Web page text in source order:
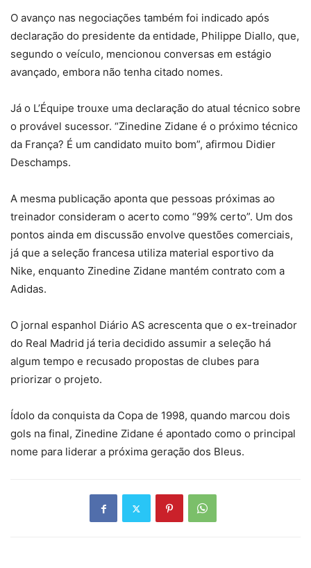
O avanço nas negociações também foi indicado após
declaração do presidente da entidade, Philippe Diallo, que,
segundo o veículo, mencionou conversas em estágio
avançado, embora não tenha citado nomes.
Já o L’Équipe trouxe uma declaração do atual técnico sobre
o provável sucessor. “Zinedine Zidane é o próximo técnico
da França? É um candidato muito bom”, afirmou Didier
Deschamps.
A mesma publicação aponta que pessoas próximas ao
treinador consideram o acerto como “99% certo”. Um dos
pontos ainda em discussão envolve questões comerciais,
já que a seleção francesa utiliza material esportivo da
Nike, enquanto Zinedine Zidane mantém contrato com a
Adidas.
O jornal espanhol Diário AS acrescenta que o ex-treinador
do Real Madrid já teria decidido assumir a seleção há
algum tempo e recusado propostas de clubes para
priorizar o projeto.
Ídolo da conquista da Copa de 1998, quando marcou dois
gols na final, Zinedine Zidane é apontado como o principal
nome para liderar a próxima geração dos Bleus.